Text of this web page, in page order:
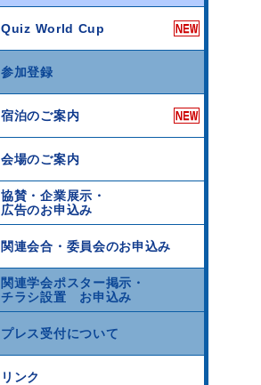
Quiz World Cup
参加登録
宿泊のご案内
会場のご案内
協賛・企業展示・
広告のお申込み
関連会合・委員会のお申込み
関連学会ポスター掲示・
チラシ設置 お申込み
プレス受付について
リンク